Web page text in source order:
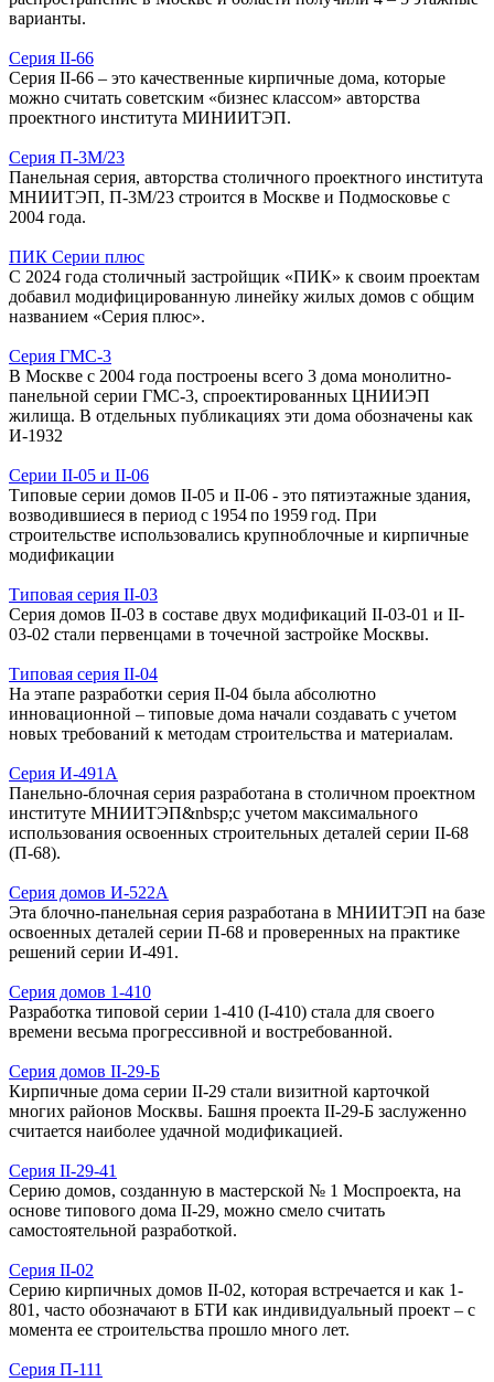
варианты.
Серия II-66
Серия II-66 – это качественные кирпичные дома, которые
можно считать советским «бизнес классом» авторства
проектного института МИНИИТЭП.
Серия П-3М/23
Панельная серия, авторства столичного проектного института
МНИИТЭП, П-3М/23 строится в Москве и Подмосковье с
2004 года.
ПИК Серии плюс
С 2024 года столичный застройщик «ПИК» к своим проектам
добавил модифицированную линейку жилых домов с общим
названием «Серия плюс».
Серия ГМС-3
В Москве с 2004 года построены всего 3 дома монолитно-
панельной серии ГМС-3, спроектированных ЦНИИЭП
жилища. В отдельных публикациях эти дома обозначены как
И-1932
Серии II-05 и II‑06
Типовые серии домов II-05 и II-06 - это пятиэтажные здания,
возводившиеся в период с 1954 по 1959 год. При
строительстве использовались крупноблочные и кирпичные
модификации
Типовая серия II-03
Серия домов II-03 в составе двух модификаций II-03-01 и II-
03-02 стали первенцами в точечной застройке Москвы.
Типовая серия II-04
На этапе разработки серия II-04 была абсолютно
инновационной – типовые дома начали создавать с учетом
новых требований к методам строительства и материалам.
Серия И-491А
Панельно-блочная серия разработана в столичном проектном
институте МНИИТЭП&nbsp;с учетом максимального
использования освоенных строительных деталей серии II-68
(П-68).
Серия домов И-522А
Эта блочно-панельная серия разработана в МНИИТЭП на базе
освоенных деталей серии П-68 и проверенных на практике
решений серии И-491.
Серия домов 1-410
Разработка типовой серии 1-410 (I-410) стала для своего
времени весьма прогрессивной и востребованной.
Серия домов II-29-Б
Кирпичные дома серии II-29 стали визитной карточкой
многих районов Москвы. Башня проекта II-29-Б заслуженно
считается наиболее удачной модификацией.
Серия II-29-41
Серию домов, созданную в мастерской № 1 Моспроекта, на
основе типового дома II-29, можно смело считать
самостоятельной разработкой.
Серия II-02
Серию кирпичных домов II-02, которая встречается и как 1-
801, часто обозначают в БТИ как индивидуальный проект – с
момента ее строительства прошло много лет.
Серия П-111